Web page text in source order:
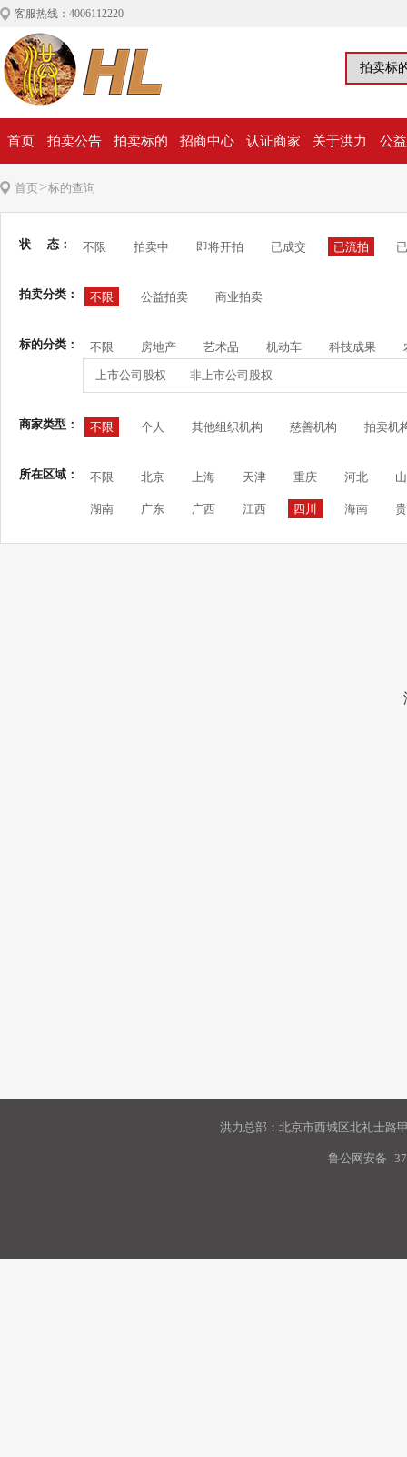
客服热线：4006112220
首页 拍卖公告 拍卖标的 招商中心 认证商家 关于洪力 公
首页>标的查询
状 态： 不限 拍卖中 即将开拍 已成交 已流拍
拍卖分类： 不限 公益拍卖 商业拍卖
标的分类： 不限 房地产 艺术品 机动车 科技成果
上市公司股权 非上市公司股权
商家类型： 不限 个人 其他组织机构 慈善机构 拍卖机
所在区域： 不限 北京 上海 天津 重庆 河北
湖南 广东 广西 江西 四川 海南
洪力总部：北京市西城区北礼士路
鲁公网安备